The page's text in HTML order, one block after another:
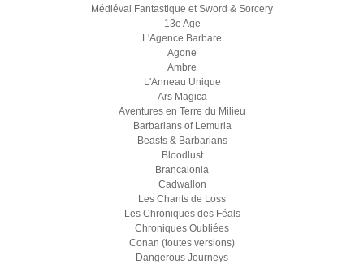
Médiéval Fantastique et Sword & Sorcery
13e Age
L'Agence Barbare
Agone
Ambre
L'Anneau Unique
Ars Magica
Aventures en Terre du Milieu
Barbarians of Lemuria
Beasts & Barbarians
Bloodlust
Brancalonia
Cadwallon
Les Chants de Loss
Les Chroniques des Féals
Chroniques Oubliées
Conan (toutes versions)
Dangerous Journeys